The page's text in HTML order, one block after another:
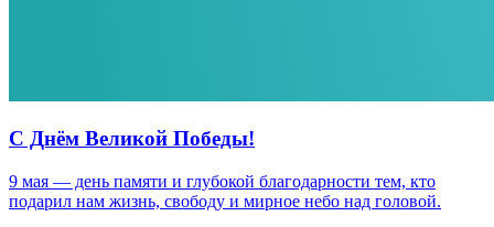
С Днём Великой Победы!
9 мая — день памяти и глубокой благодарности тем, кто
подарил нам жизнь, свободу и мирное небо над головой.